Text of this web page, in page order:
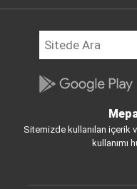
Sitemizde kullanılan içerik
kullanımı